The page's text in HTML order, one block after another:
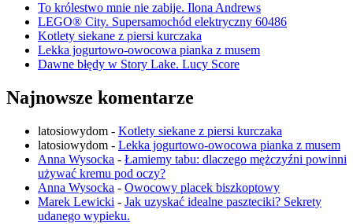
To królestwo mnie nie zabije. Ilona Andrews
LEGO® City. Supersamochód elektryczny 60486
Kotlety siekane z piersi kurczaka
Lekka jogurtowo-owocowa pianka z musem
Dawne błędy w Story Lake. Lucy Score
Najnowsze komentarze
latosiowydom - Kotlety siekane z piersi kurczaka
latosiowydom - Lekka jogurtowo-owocowa pianka z musem
Anna Wysocka - Łamiemy tabu: dlaczego mężczyźni powinni
używać kremu pod oczy?
Anna Wysocka - Owocowy placek biszkoptowy
Marek Lewicki - Jak uzyskać idealne paszteciki? Sekrety
udanego wypieku.